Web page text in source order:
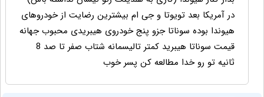
در آمریکا بعد تویوتا و جی ام بیشترین رضایت از خودروهای
هیوندا بوده سوناتا جزو پنج خودروی هیبریدی محبوب جهانه
قیمت سوناتا هیبرید کمتر تالیسمانه شتاب صفر تا صد 8
ثانیه تو رو خدا مطالعه کن پسر خوب